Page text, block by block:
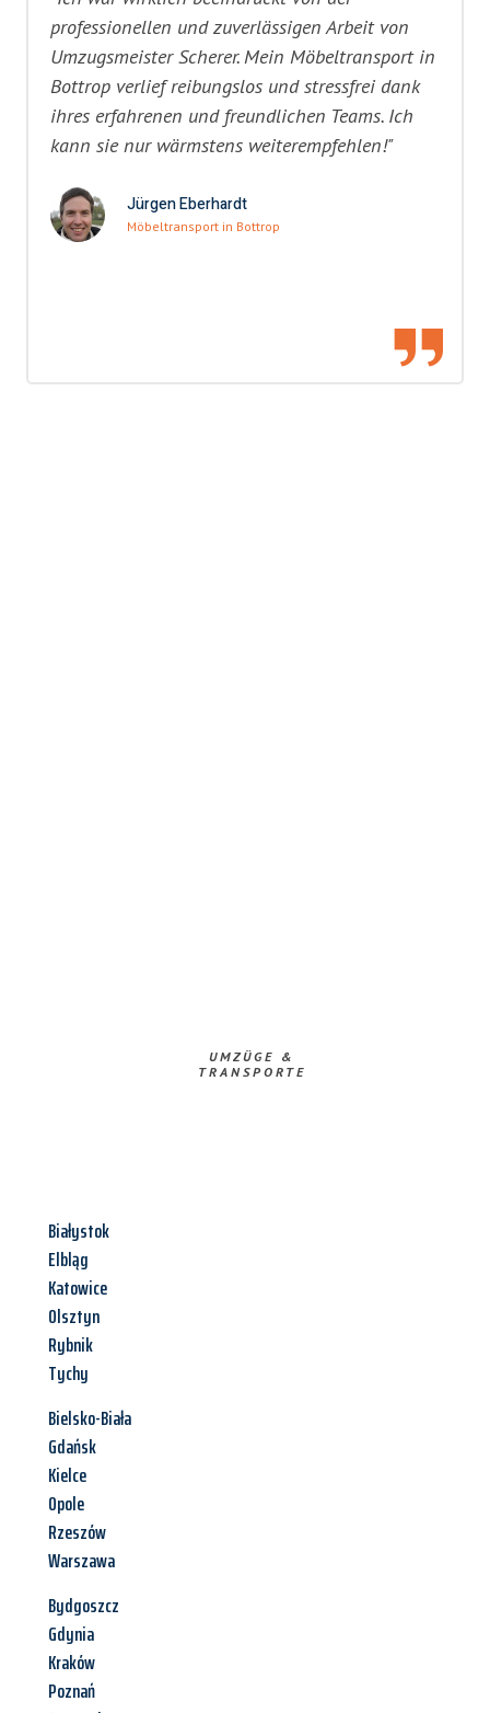
professionellen und zuverlässigen Arbeit von
Umzugsmeister Scherer. Mein Möbeltransport in
Bottrop verlief reibungslos und stressfrei dank
ihres erfahrenen und freundlichen Teams. Ich
kann sie nur wärmstens weiterempfehlen!"
Jürgen Eberhardt
Möbeltransport in Bottrop
UMZÜGE &
TRANSPORTE
Białystok
Elbląg
Katowice
Olsztyn
Rybnik
Tychy
Bielsko-Biała
Gdańsk
Kielce
Opole
Rzeszów
Warszawa
Bydgoszcz
Gdynia
Kraków
Poznań